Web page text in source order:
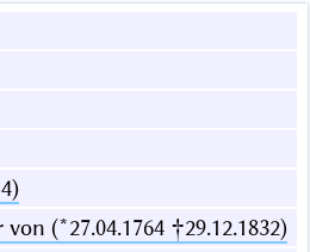
(*27.04.1764 †29.12.1832)